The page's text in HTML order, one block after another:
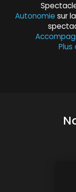
Autonomie sur
Plus